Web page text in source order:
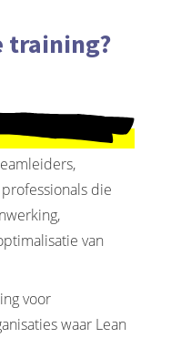
training?
die
van
voor
waar Lean